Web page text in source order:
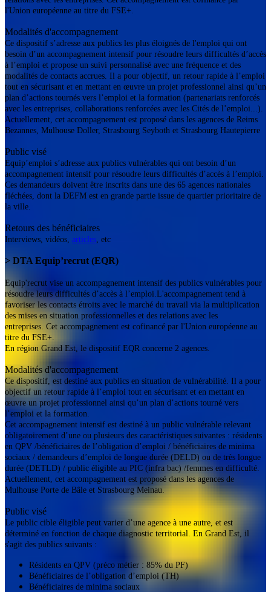
l'Union européenne au titre du FSE+.
Modalités d'accompagnement
Ce dispositif s’adresse aux publics les plus éloignés de l'emploi qui ont
besoin d’un accompagnement intensif pour résoudre leurs difficultés d’accès
à l’emploi et propose un suivi personnalisé avec une fréquence et des
modalités de contacts accrues. Il a pour objectif, un retour rapide à l’emploi
tout en sécurisant et en mettant en œuvre un projet professionnel ainsi qu’un
plan d’actions tournés vers l’emploi et la formation (partenariats renforcés
avec les entreprises, collaborations renforcées avec les Cités de l’emploi...).
Actuellement, cet accompagnement est proposé dans les agences de Reims
Bezannes, Mulhouse Doller, Strasbourg Seyboth et Strasbourg Hautepierre
Public visé
Equip’emploi s’adresse aux publics vulnérables qui ont besoin d’un
accompagnement intensif pour résoudre leurs difficultés d’accès à l’emploi.
Ces demandeurs doivent être inscrits dans une des 65 agences nationales
fléchées, dont la DEFM est en grande partie issue de quartier prioritaire de
la ville.
Retours des bénéficiaires
Interviews, vidéos, articles , etc
> DTA Equip’recrut (EQR)
Equip'recrut vise un accompagnement intensif des publics vulnérables pour
résoudre leurs difficultés d’accès à l’emploi.L'accompagnement tend à
favoriser les contacts étroits avec le marché du travail via la multiplication
des mises en situation professionnelles et des relations avec les
entreprises. Cet accompagnement est cofinancé par l'Union européenne au
titre du FSE+.
En région Grand Est, le dispositif EQR concerne 2 agences.
Modalités d'accompagnement
Ce dispositif, est destiné aux publics en situation de vulnérabilité. Il a pour
objectif un retour rapide à l’emploi tout en sécurisant et en mettant en
œuvre un projet professionnel ainsi qu’un plan d’actions tourné vers
l’emploi et la formation.
Cet accompagnement intensif est destiné à un public vulnérable relevant
obligatoirement d’une ou plusieurs des caractéristiques suivantes : résidents
en QPV /bénéficiaires de l’obligation d’emploi / bénéficiaires de minima
sociaux / demandeurs d’emploi de longue durée (DELD) ou de très longue
durée (DETLD) / public éligible au PIC (infra bac) /femmes en difficulté.
Actuellement, cet accompagnement est proposé dans les agences de
Mulhouse Porte de Bâle et Strasbourg Meinau.
Public visé
Le public cible éligible peut varier d’une agence à une autre, et est
déterminé en fonction de chaque diagnostic territorial. En Grand Est, il
s'agit des publics suivants :
Résidents en QPV (préco métier : 85% du PF)
Bénéficiaires de l’obligation d’emploi (TH)
Bénéficiaires de minima sociaux